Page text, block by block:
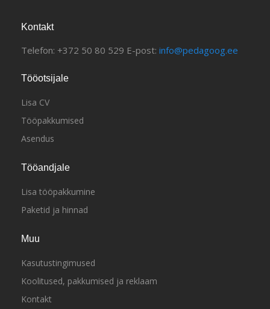
Kontakt
Telefon: +372 50 80 529 E-post: info@pedagoog.ee
Tööotsijale
Lisa CV
Tööpakkumised
Asendus
Tööandjale
Lisa tööpakkumine
Paketid ja hinnad
Muu
Kasutustingimused
Koolitused, pakkumised ja reklaam
Kontakt